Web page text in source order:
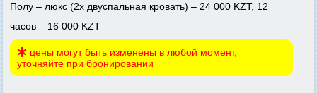
Полу – люкс (2х двуспальная кровать) – 24 000 KZT, 12
часов – 16 000 KZT
цены могут быть изменены в любой момент,
уточняйте при бронировании